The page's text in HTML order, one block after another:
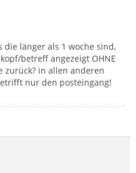
länger als 1 woche sind,
betreff angezeigt OHNE
zurück? in allen anderen
nur den posteingang!